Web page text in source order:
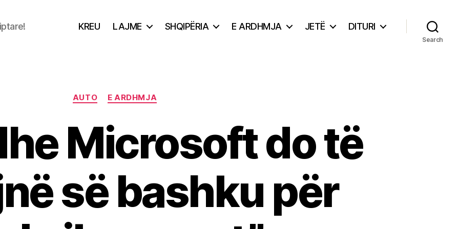
KREU LAJME SHQIPËRIA E ARDHMJA JETË DITURI
Search
Categories
AUTO E ARDHMJA
Microsoft do të
së bashku për